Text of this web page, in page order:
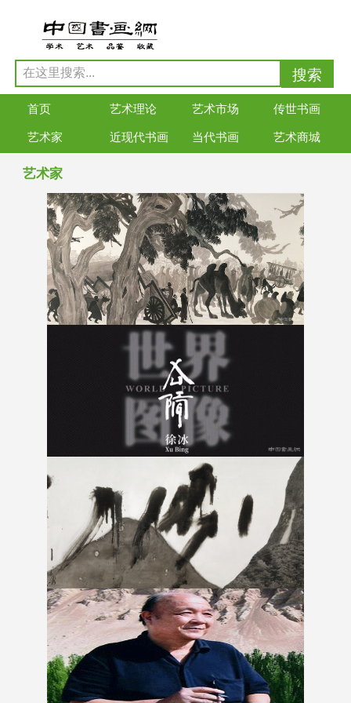
首页 艺术理论 艺术市场 传世书画
艺术家 近现代书画 当代书画 艺术商城
艺术家